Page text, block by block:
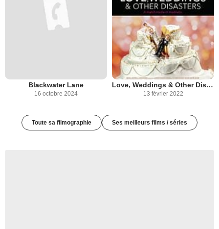
Blackwater Lane
16 octobre 2024
Love, Weddings & Other Disasters
13 février 2022
Toute sa filmographie Ses meilleurs films / séries